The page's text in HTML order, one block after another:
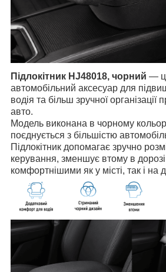
Підлокітник HJ48018, чорний —
автомобільний аксесуар для
водія та більш зручної організації
авто.
Модель виконана в чорному
поєднується з більшістю
Підлокітник допомагає зручно
керування, зменшує втому в дорозі
комфортнішими як у місті, так і на